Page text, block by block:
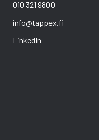
010 321 9800
info@tappex.fi
LinkedIn